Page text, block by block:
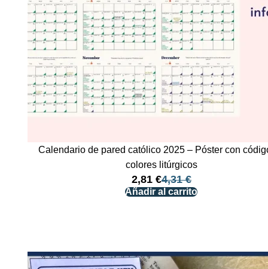
Calendario de pared católico 2025 – Póster con
colores litúrgicos
4,31€
2,81 €
Añadir al carrito